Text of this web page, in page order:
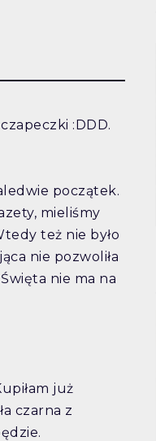
:DDD.
początek.
mieliśmy
też nie było
nie pozwoliła
nie ma na
już
czarna z